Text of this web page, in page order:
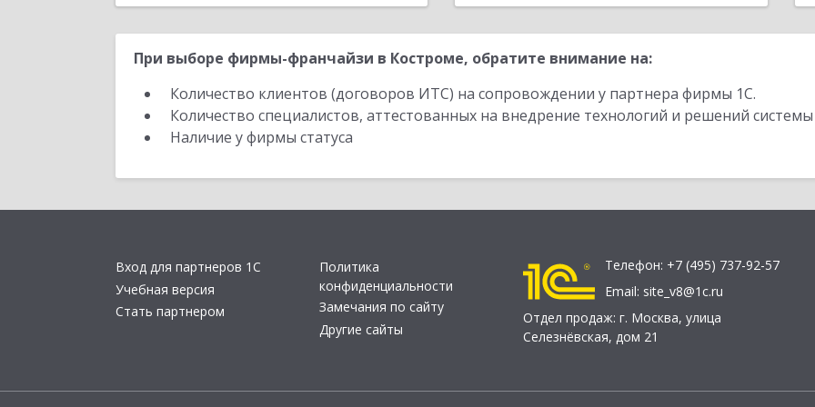
При выборе фирмы-франчайзи в Костроме, обратите внимание на:
Количество клиентов (договоров ИТС) на сопровождении у партнера фирмы 1С.
Количество специалистов, аттестованных на внедрение технологий и решений
Наличие у фирмы статуса
Вход для партнеров 1С
Учебная версия
Стать партнером
Политика
конфиденциальности
Замечания по сайту
Другие сайты
Телефон: +7 (495) 737-92-57
Email: site_v8@1c.ru
Отдел продаж: г. Москва, улица
Селезнёвская, дом 21